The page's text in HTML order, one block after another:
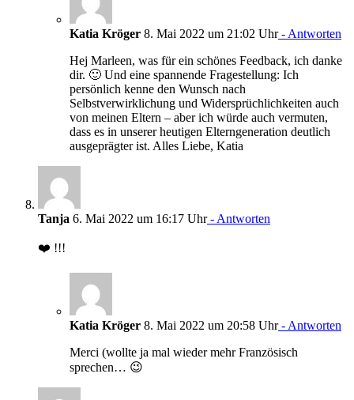
Katia Kröger 8. Mai 2022 um 21:02 Uhr- Antworten
Hej Marleen, was für ein schönes Feedback, ich danke
dir. 🙂 Und eine spannende Fragestellung: Ich
persönlich kenne den Wunsch nach
Selbstverwirklichung und Widersprüchlichkeiten auch
von meinen Eltern – aber ich würde auch vermuten,
dass es in unserer heutigen Elterngeneration deutlich
ausgeprägter ist. Alles Liebe, Katia
Tanja 6. Mai 2022 um 16:17 Uhr- Antworten
❤️ !!!
Katia Kröger 8. Mai 2022 um 20:58 Uhr- Antworten
Merci (wollte ja mal wieder mehr Französisch
sprechen… 😉